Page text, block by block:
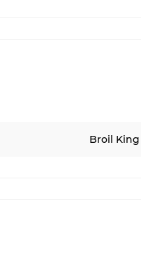
Broil King